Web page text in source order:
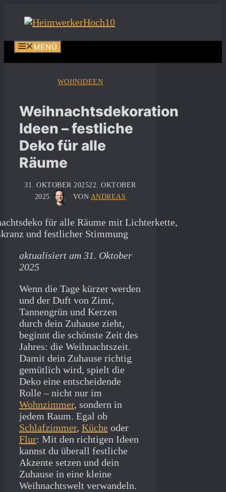
Inhalt
MENÜ
WOHNIDEEN
Weihnachtsdekoration
Ideen – festliche
Deko für alle
Räume
31. OKTOBER 202522. OKTOBER
2025
VON ANDREAS
aktualisiert am 31. Oktober
2025
Wenn die Tage kürzer werden
und der Duft von Zimt,
Tannengrün und Kerzen
durch dein Zuhause zieht,
beginnt die schönste Zeit des
Jahres: die Weihnachtszeit.
Damit dein Zuhause richtig
gemütlich wird, spielt die
Deko eine entscheidende
Rolle – nicht nur im
Wohnzimmer, sondern in
jedem Raum. Egal ob
Schlafzimmer, Küche oder
Flur: Mit den richtigen Ideen
kannst du überall festliche
Akzente setzen und dein
Zuhause in eine kleine
Weihnachtswelt verwandeln.